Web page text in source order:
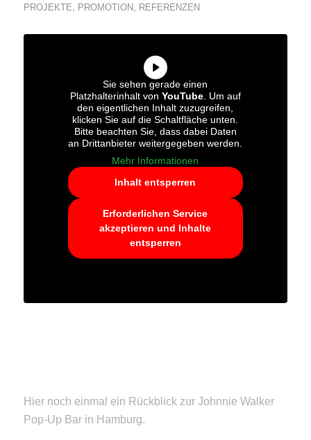
PROJEKTE, PROMOTION, REFERENZEN
Sie sehen gerade einen
Platzhalterinhalt von YouTube. Um auf
den eigentlichen Inhalt zuzugreifen,
klicken Sie auf die Schaltfläche unten.
Bitte beachten Sie, dass dabei Daten
an Drittanbieter weitergegeben werden.
Mehr Informationen
Inhalt entsperren
Erforderlichen Service
akzeptieren und Inhalte
entsperren
Hier noch einmal ein Rückblick zur Johnnie Walker
Pop-Up Bar in Hamburg.